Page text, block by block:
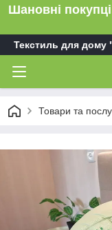
Шановні
Текстиль для дому
Товари та